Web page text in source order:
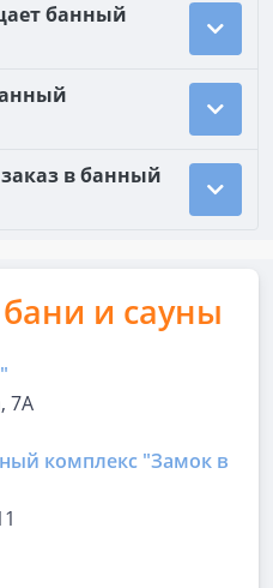
банный
в банный
и сауны
7А
комплекс "Замок в